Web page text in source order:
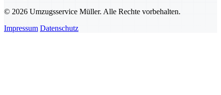
© 2026 Umzugsservice Müller. Alle Rechte vorbehalten.
Impressum Datenschutz